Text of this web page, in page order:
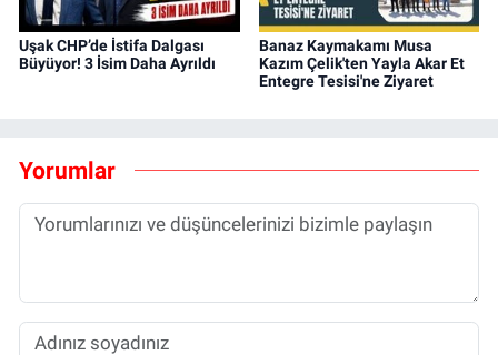
Uşak CHP’de İstifa Dalgası
Büyüyor! 3 İsim Daha Ayrıldı
Banaz Kaymakamı Musa
Kazım Çelik'ten Yayla Akar Et
Entegre Tesisi'ne Ziyaret
Yorumlar